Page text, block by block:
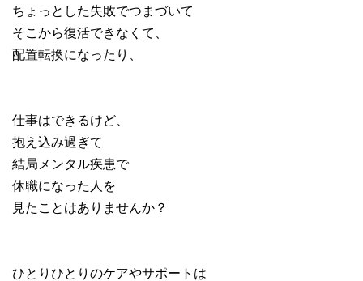
ちょっとした失敗でつまづいて
そこから復活できなくて、
配置転換になったり、
仕事はできるけど、
抱え込み過ぎて
結局メンタル疾患で
休職になった人を
見たことはありませんか？
ひとりひとりのケアやサポートは